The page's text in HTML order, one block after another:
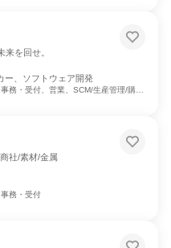
を回せ。
ー、ソフトウェア開発
受付、営業、SCM/生産管理/購買/物流、総務、IT
社/素材/金属
務・受付